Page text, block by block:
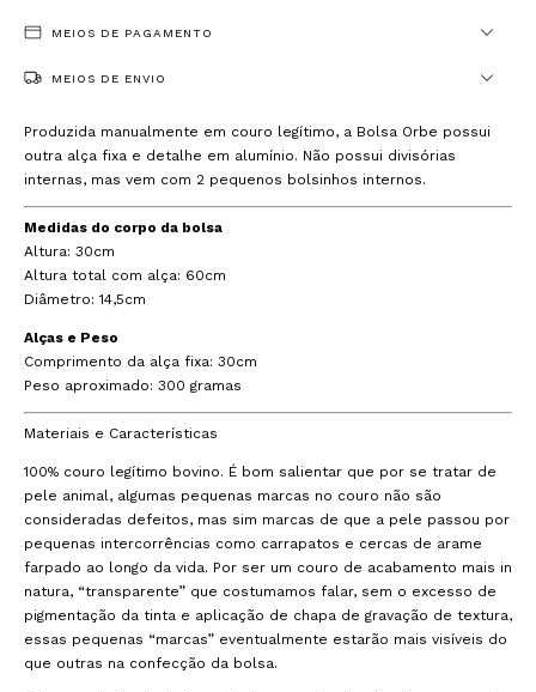
MEIOS DE PAGAMENTO
MEIOS DE ENVIO
Produzida manualmente em couro legítimo, a Bolsa Orbe possui
outra alça fixa e detalhe em alumínio. Não possui divisórias
internas, mas vem com 2 pequenos bolsinhos internos.
Medidas do corpo da bolsa
Altura: 30cm
Altura total com alça: 60cm
Diâmetro: 14,5cm
Alças e Peso
Comprimento da alça fixa: 30cm
Peso aproximado: 300 gramas
Materiais e Características
100% couro legítimo bovino. É bom salientar que por se tratar de
pele animal, algumas pequenas marcas no couro não são
consideradas defeitos, mas sim marcas de que a pele passou por
pequenas intercorrências como carrapatos e cercas de arame
farpado ao longo da vida. Por ser um couro de acabamento mais in
natura, “transparente” que costumamos falar, sem o excesso de
pigmentação da tinta e aplicação de chapa de gravação de textura,
essas pequenas “marcas” eventualmente estarão mais visíveis do
que outras na confecção da bolsa.